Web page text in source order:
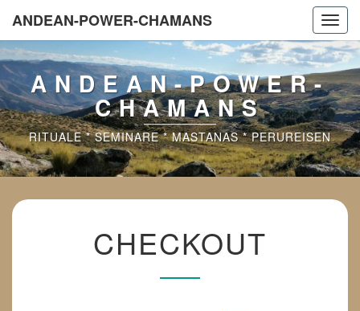
ANDEAN-POWER-CHAMANS
ANDEAN-POWER-
CHAMANS
RITUALE * SEMINARE * MASTANAS * PERUREISEN
CHECKOUT